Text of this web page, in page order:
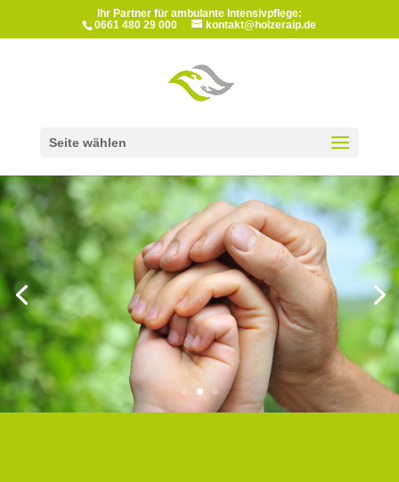
Ihr Partner für ambulante Intensivpflege:
0661 480 29 000
kontakt@holzeraip.de
Seite wählen